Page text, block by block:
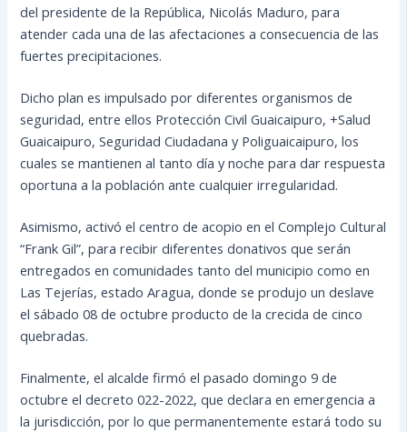
del presidente de la República, Nicolás Maduro, para
atender cada una de las afectaciones a consecuencia de las
fuertes precipitaciones.
Dicho plan es impulsado por diferentes organismos de
seguridad, entre ellos Protección Civil Guaicaipuro, +Salud
Guaicaipuro, Seguridad Ciudadana y Poliguaicaipuro, los
cuales se mantienen al tanto día y noche para dar respuesta
oportuna a la población ante cualquier irregularidad.
Asimismo, activó el centro de acopio en el Complejo Cultural
“Frank Gil”, para recibir diferentes donativos que serán
entregados en comunidades tanto del municipio como en
Las Tejerías, estado Aragua, donde se produjo un deslave
el sábado 08 de octubre producto de la crecida de cinco
quebradas.
Finalmente, el alcalde firmó el pasado domingo 9 de
octubre el decreto 022-2022, que declara en emergencia a
la jurisdicción, por lo que permanentemente estará todo su